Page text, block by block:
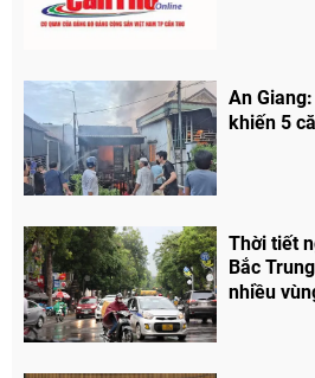
An
khiến 5
Thời tiết
Bắc
nhiều